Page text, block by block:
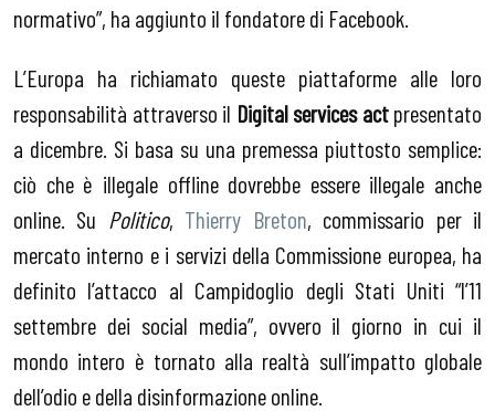
normativo”, ha aggiunto il fondatore di Facebook.
L’Europa ha richiamato queste piattaforme alle loro
responsabilità attraverso il Digital services actpresentato
a dicembre. Si basa su una premessa piuttosto semplice:
ciò che è illegale offline dovrebbe essere illegale anche
online. Su Politico, Thierry Breton, commissario per il
mercato interno e i servizi della Commissione europea, ha
definito l’attacco al Campidoglio degli Stati Uniti “l’11
settembre dei social media”, ovvero il giorno in cui il
mondo intero è tornato alla realtà sull’impatto globale
dell’odio e della disinformazione online.